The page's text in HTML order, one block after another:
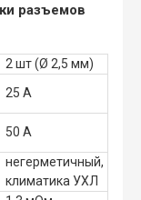
разъемов
2 шт (Ø 2,5 мм)
25 А
50 А
негерметичный,
климатика УХЛ